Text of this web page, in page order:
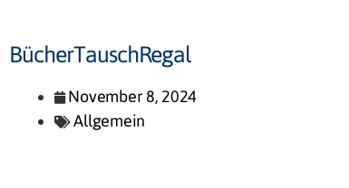
BücherTauschRegal
November 8, 2024
Allgemein